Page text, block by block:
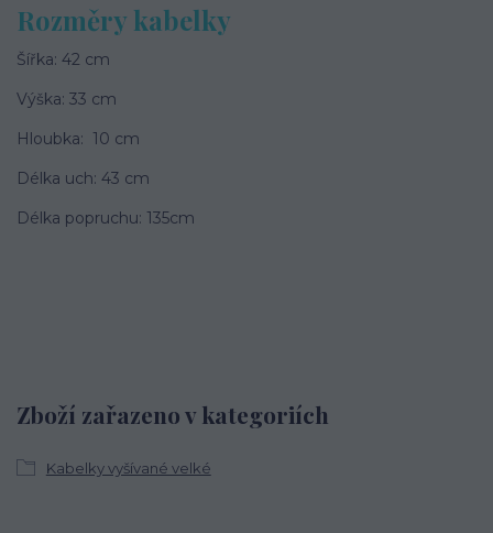
Rozměry kabelky
Šířka: 42 cm
Výška: 33 cm
Hloubka: 10 cm
Délka uch: 43 cm
Délka popruchu: 135cm
Zboží zařazeno v kategoriích
Kabelky vyšívané velké